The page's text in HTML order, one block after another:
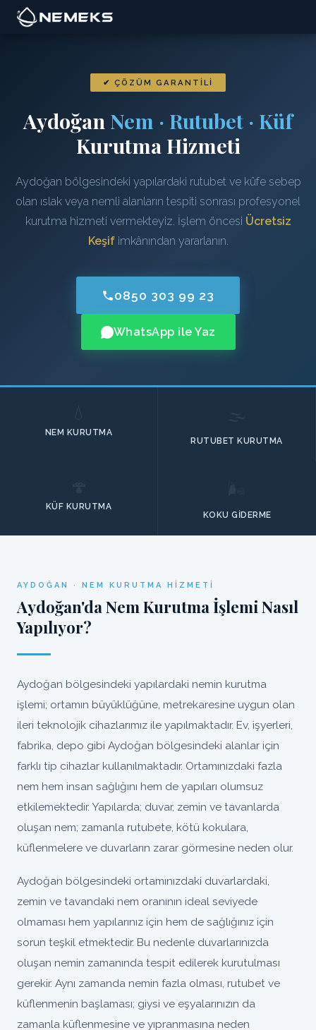
✔ ÇÖZÜM GARANTILI
Aydoğan Nem · Rutubet · Küf
Kurutma Hizmeti
Aydoğan bölgesindeki yapılardaki rutubet ve küfe sebep
olan ıslak veya nemli alanların tespiti sonrası profesyonel
kurutma hizmeti vermekteyiz. İşlem öncesi Ücretsiz
Keşifimkânından yararlanın.
0850 303 99 23
WhatsApp ile Yaz
NEM KURUTMA
RUTUBET KURUTMA
KÜF KURUTMA
KOKU GIDERME
AYDOĞAN · NEM KURUTMA HIZMETI
Aydoğan'da Nem Kurutma İşlemi Nasıl
Yapılıyor?
Aydoğan bölgesindeki yapılardaki nemin kurutma
işlemi; ortamın büyüklüğüne, metrekaresine uygun olan
ileri teknolojik cihazlarımız ile yapılmaktadır. Ev, işyerleri,
fabrika, depo gibi Aydoğan bölgesindeki alanlar için
farklı tip cihazlar kullanılmaktadır. Ortamınızdaki fazla
nem hem insan sağlığını hem de yapıları olumsuz
etkilemektedir. Yapılarda; duvar, zemin ve tavanlarda
oluşan nem; zamanla rutubete, kötü kokulara,
küflenmelere ve duvarların zarar görmesine neden olur.
Aydoğan bölgesindeki ortamınızdaki duvarlardaki,
zemin ve tavandaki nem oranının ideal seviyede
olmaması hem yapılarınız için hem de sağlığınız için
sorun teşkil etmektedir. Bu nedenle duvarlarınızda
oluşan nemin zamanında tespit edilerek kurutulması
gerekir. Aynı zamanda nemin fazla olması, rutubet ve
küflenmenin başlaması; giysi ve eşyalarınızın da
zamanla küflenmesine ve yıpranmasına neden